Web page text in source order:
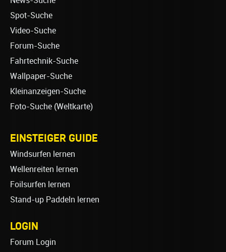
Spot-Suche
Video-Suche
Forum-Suche
Fahrtechnik-Suche
Wallpaper-Suche
Kleinanzeigen-Suche
Foto-Suche (Weltkarte)
EINSTEIGER GUIDE
Windsurfen lernen
Wellenreiten lernen
Foilsurfen lernen
Stand-up Paddeln lernen
LOGIN
Forum Login